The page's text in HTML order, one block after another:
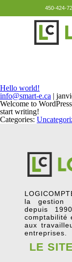
450-424-
Hello world!
info@smart-e.ca |
Welcome to
start writing!
Categories:
la gestion
depuis
comptabilité
aux
entreprises.
LE